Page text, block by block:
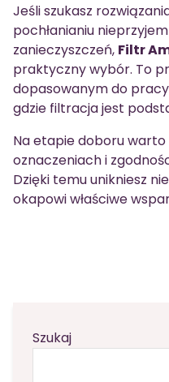
Jeśli szukasz
pochłanianiu
zanieczyszczeń, Filtr
praktyczny wybór. To
dopasowanym do
gdzie filtracja jest
Na etapie doboru
oznaczeniach i
Dzięki temu unikniesz
okapowi właściwe
Szukaj